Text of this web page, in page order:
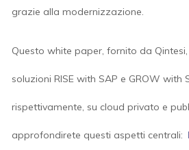
grazie alla modernizzazione.
Questo white paper, fornito da
soluzioni RISE with SAP e GROW with
rispettivamente, su cloud privato e
approfondirete questi aspetti centrali: